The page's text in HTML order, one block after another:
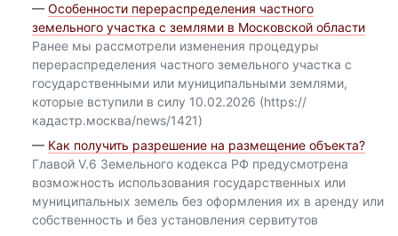
— Особенности перераспределения частного
земельного участка с землями в Московской области
Ранее мы рассмотрели изменения процедуры
перераспределения частного земельного участка с
государственными или муниципальными землями,
которые вступили в силу 10.02.2026 (https://
кадастр.москва/news/1421)
— Как получить разрешение на размещение объекта?
Главой V.6 Земельного кодекса РФ предусмотрена
возможность использования государственных или
муниципальных земель без оформления их в аренду или
собственность и без установления сервитутов